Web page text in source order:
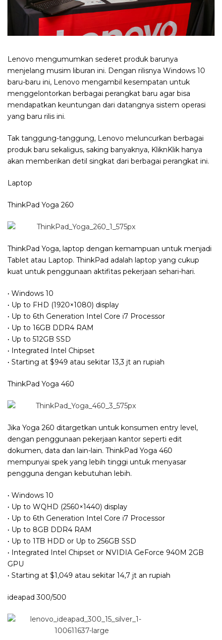
Lenovo mengumumkan sederet produk barunya
menjelang musim liburan ini. Dengan rilisnya Windows 10
baru-baru ini, Lenovo mengambil kesempatan untuk
menggelontorkan berbagai perangkat baru agar bisa
mendapatkan keuntungan dari datangnya sistem operasi
yang baru rilis ini.
Tak tanggung-tanggung, Lenovo meluncurkan berbagai
produk baru sekaligus, saking banyaknya, KliknKlik hanya
akan memberikan detil singkat dari berbagai perangkat ini.
Laptop
ThinkPad Yoga 260
ThinkPad Yoga, laptop dengan kemampuan untuk menjadi
Tablet atau Laptop. ThinkPad adalah laptop yang cukup
kuat untuk penggunaan aktifitas pekerjaan sehari-hari.
• Windows 10
• Up to FHD (1920×1080) display
• Up to 6th Generation Intel Core i7 Processor
• Up to 16GB DDR4 RAM
• Up to 512GB SSD
• Integrated Intel Chipset
• Starting at $949 atau sekitar 13,3 jt an rupiah
ThinkPad Yoga 460
Jika Yoga 260 ditargetkan untuk konsumen entry level,
dengan penggunaan pekerjaan kantor seperti edit
dokumen, data dan lain-lain. ThinkPad Yoga 460
mempunyai spek yang lebih tinggi untuk menyasar
pengguna dengan kebutuhan lebih.
• Windows 10
• Up to WQHD (2560×1440) display
• Up to 6th Generation Intel Core i7 Processor
• Up to 8GB DDR4 RAM
• Up to 1TB HDD or Up to 256GB SSD
• Integrated Intel Chipset or NVIDIA GeForce 940M 2GB
GPU
• Starting at $1,049 atau sekitar 14,7 jt an rupiah
ideapad 300/500